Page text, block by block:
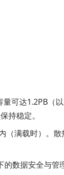
可达1.2PB
持稳定。
（满载时）
数据安全与